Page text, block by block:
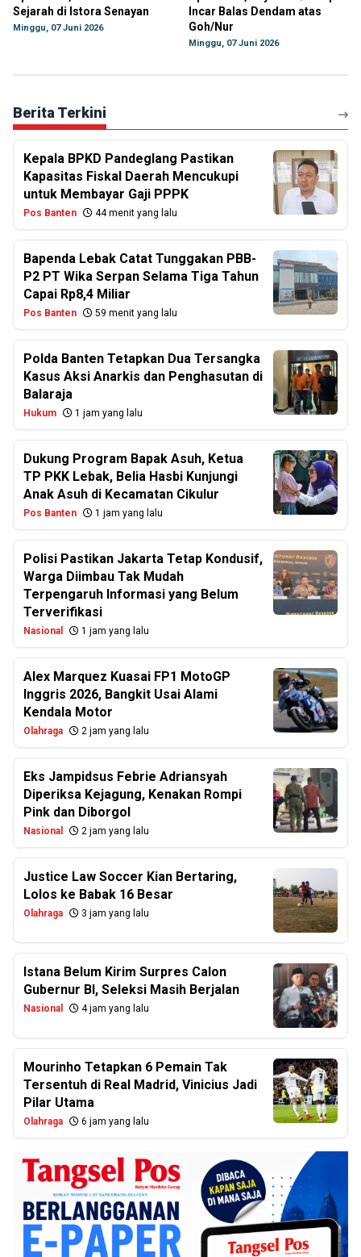
Sejarah di Istora Senayan
Minggu, 07 Juni 2026
Incar Balas Dendam atas
Goh/Nur
Minggu, 07 Juni 2026
Berita Terkini
Kepala BPKD Pandeglang Pastikan
Kapasitas Fiskal Daerah Mencukupi
untuk Membayar Gaji PPPK
Pos Banten 44 menit yang lalu
Bapenda Lebak Catat Tunggakan PBB-
P2 PT Wika Serpan Selama Tiga Tahun
Capai Rp8,4 Miliar
Pos Banten 59 menit yang lalu
Polda Banten Tetapkan Dua Tersangka
Kasus Aksi Anarkis dan Penghasutan di
Balaraja
Hukum 1 jam yang lalu
Dukung Program Bapak Asuh, Ketua
TP PKK Lebak, Belia Hasbi Kunjungi
Anak Asuh di Kecamatan Cikulur
Pos Banten 1 jam yang lalu
Polisi Pastikan Jakarta Tetap Kondusif,
Warga Diimbau Tak Mudah
Terpengaruh Informasi yang Belum
Terverifikasi
Nasional 1 jam yang lalu
Alex Marquez Kuasai FP1 MotoGP
Inggris 2026, Bangkit Usai Alami
Kendala Motor
Olahraga 2 jam yang lalu
Eks Jampidsus Febrie Adriansyah
Diperiksa Kejagung, Kenakan Rompi
Pink dan Diborgol
Nasional 2 jam yang lalu
Justice Law Soccer Kian Bertaring,
Lolos ke Babak 16 Besar
Olahraga 3 jam yang lalu
Istana Belum Kirim Surpres Calon
Gubernur BI, Seleksi Masih Berjalan
Nasional 4 jam yang lalu
Mourinho Tetapkan 6 Pemain Tak
Tersentuh di Real Madrid, Vinicius Jadi
Pilar Utama
Olahraga 6 jam yang lalu